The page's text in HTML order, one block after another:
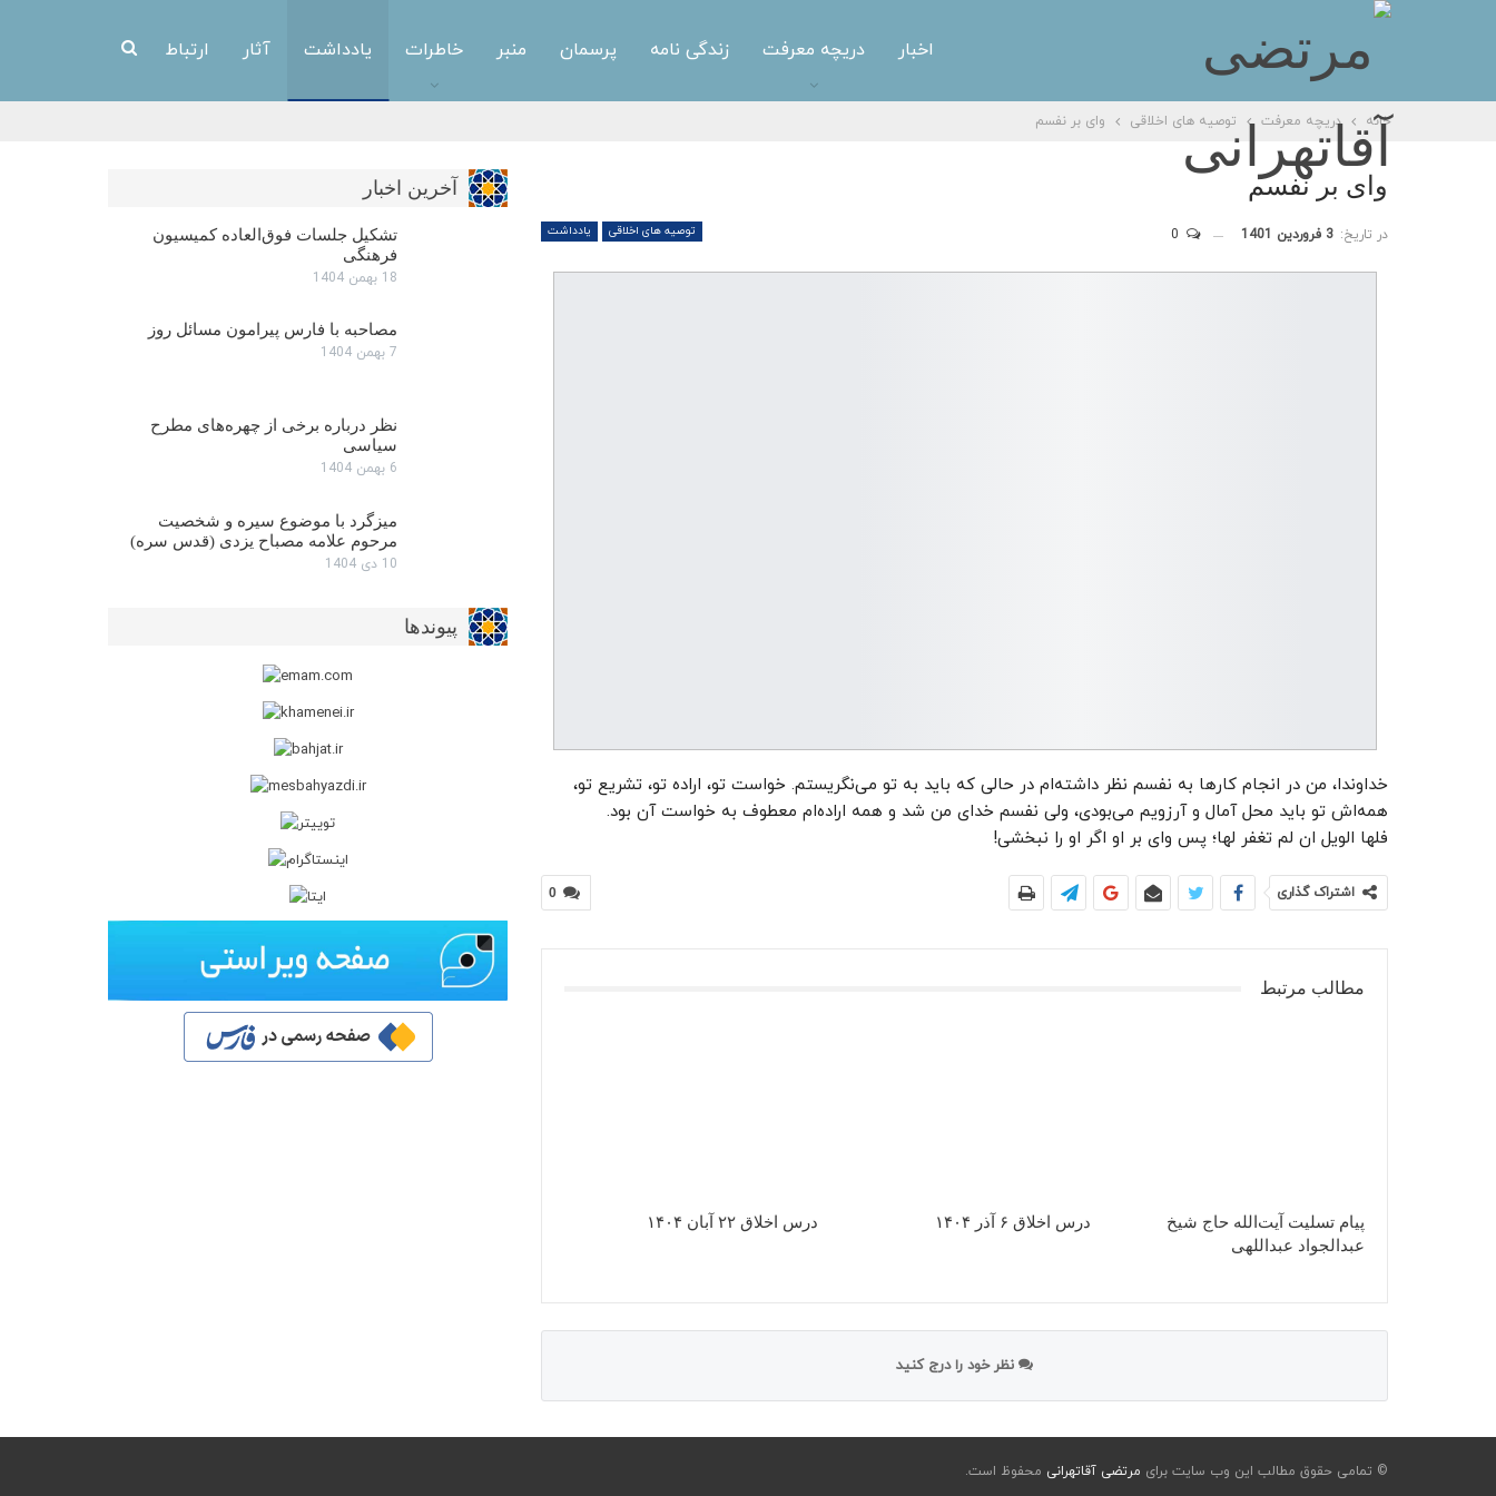
اخبار دریچه معرفت زندگی نامه پرسمان منبر خاطرات یادداشت آثار ارتباط
خانه دریچه معرفت توصیه های اخلاقی وای بر نفسم
وای بر نفسم
توصیه های اخلاقی یادداشت در تاریخ: 3 فروردین 1401
خداوندا، من در انجام کارها به نفسم نظر داشته‌ام در حالی که باید به تو می‌نگریستم. خواست تو، اراده تو، تشریع تو،
همه‌اش تو باید محل آمال و آرزویم می‌بودی، ولی نفسم خدای من شد و همه اراده‌ام معطوف به خواست آن بود.
فلها الویل ان لم تغفر لها؛ پس وای بر او اگر او را نبخشی!
0 اشتراک گذاری
مطالب مرتبط
پیام تسلیت آیت‌الله حاج شیخ
عبدالجواد عبداللهی
درس اخلاق ۶ آذر ۱۴۰۴ درس اخلاق ۲۲ آبان ۱۴۰۴
نظر خود را درج کنید
آخرین اخبار
تشکیل جلسات فوق‌العاده کمیسیون
فرهنگی
18 بهمن 1404
مصاحبه با فارس پیرامون مسائل روز
7 بهمن 1404
نظر درباره برخی از چهره‌های مطرح
سیاسی
6 بهمن 1404
میزگرد با موضوع سیره و شخصیت
مرحوم علامه مصباح یزدی (قدس سره)
10 دی 1404
پیوندها
© تمامی حقوق مطالب این وب سایت برای مرتضی آقاتهرانی محفوظ است.